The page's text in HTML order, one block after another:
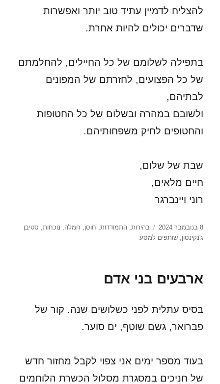
להצליח לדמיין עתיד טוב יותר ואפשרות
שדברים יכולים להיות אחרת.
בתפילה לשלומם של כל החיילים, להחלמתם
של כל הפצועים, לחזרתם של המפונים
לבתיהם,
ולשובם במהרה ובשלום של כל החטופות
והחטופים לחיק משפחותיהם.
שבת של שלום,
חיים מלאים,
רוני ויינברגר
פורסם
בתאריך
8 בנובמבר 2024 תגיות
בהירות,התמודדות, חוסן, חמלה, נוכחות, סטיבן
ג'נקינסון,שותפים למסע
ארבעים בני אדם
בסיס עתלית לפני כשלושים שנה. קור של
פברואר, גשם שוטף, ים סוער.
בעוד מספר ימים אני צפוי לקבל מחזור חדש
של חניכים במסגרת מסלול הכשרת הלוחמים